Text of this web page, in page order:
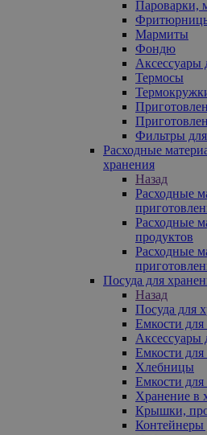
Пароварки,
Мармиты
Фондю
Аксессуары
Термосы
Фильтры
Расходные
хранения
Назад
Расходные
Расходные
продуктов
Расходные
Посуда для
Назад
Посуда для
Емкости
Аксессуары
Емкости для
Хлебницы
Емкости
Хранение в
Крышки,
Контейнеры